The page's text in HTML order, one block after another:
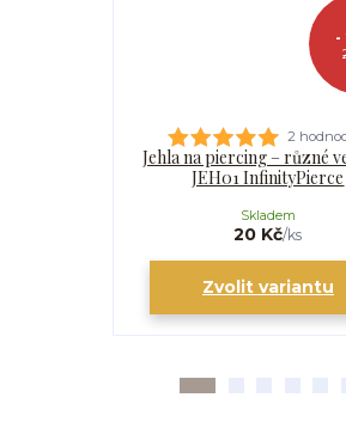
-
2
Jehla na piercing – různé
JEH01 InfinityPierce
20 Kč/ks
Skladem
Zvolit variantu